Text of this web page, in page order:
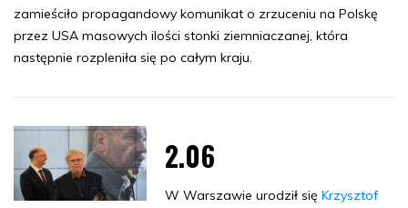
zamieściło propagandowy komunikat o zrzuceniu na Polskę
przez USA masowych ilości stonki ziemniaczanej, która
następnie rozpleniła się po całym kraju.
2.06
W Warszawie urodził sięKrzysztof